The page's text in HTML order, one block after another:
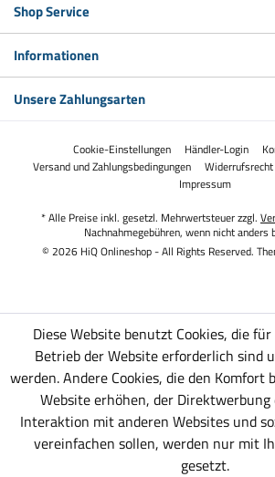
Shop Service
Informationen
Unsere Zahlungsarten
Cookie-Einstellungen Händler-Login
Versand und Zahlungsbedingungen
Widerrufsrecht
Impressum
* Alle Preise inkl. gesetzl. Mehrwertsteuer zzgl.
Nachnahmegebühren, wenn nicht anders
© 2026 HiQ Onlineshop - All Rights Reserved.
Diese Website benutzt Cookies, die
Betrieb der Website erforderlich sind
werden. Andere Cookies, die den Komfort
Website erhöhen, der Direktwerbung
Interaktion mit anderen Websites und
vereinfachen sollen, werden nur mit
gesetzt.